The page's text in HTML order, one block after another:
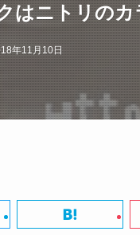
はニトリの
年11月10日